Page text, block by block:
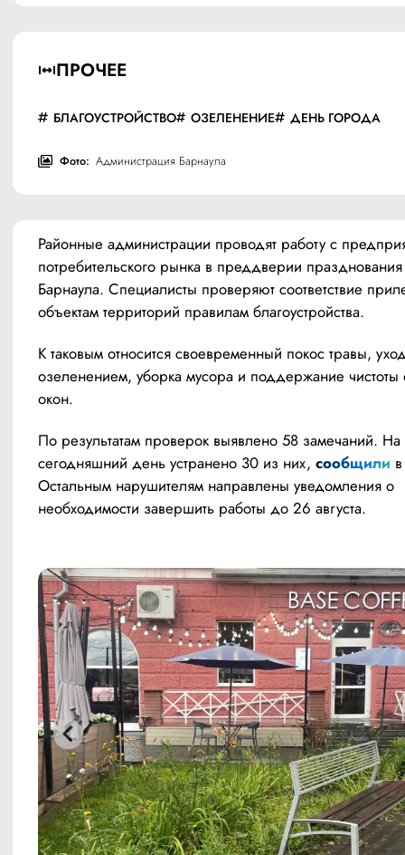
ПРОЧЕЕ
БЛАГОУСТРОЙСТВО ОЗЕЛЕНЕНИЕ ДЕНЬ ГОРОДА
Фото: Администрация Барнаула
Районные администрации проводят работу с
потребительского рынка в преддверии
Барнаула. Специалисты проверяют соответствие
объектам территорий правилам благоустройства.
К таковым относится своевременный покос травы,
озеленением, уборка мусора и поддержание чистоты
окон.
По результатам проверок выявлено 58 замечаний. На
сегодняшний день устранено 30 из них, сообщили
Остальным нарушителям направлены уведомления о
необходимости завершить работы до 26 августа.